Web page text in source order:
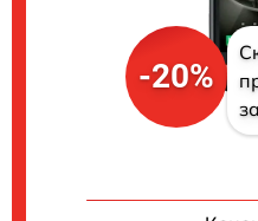
-20%